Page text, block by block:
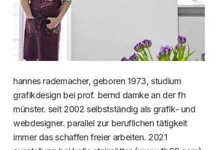
hannes rademacher, geboren 1973, studium
grafikdesign bei prof. bernd damke an der fh
münster. seit 2002 selbstständig als grafik- und
webdesigner. parallel zur beruflichen tätigkeit
immer das schaffen freier arbeiten. 2021